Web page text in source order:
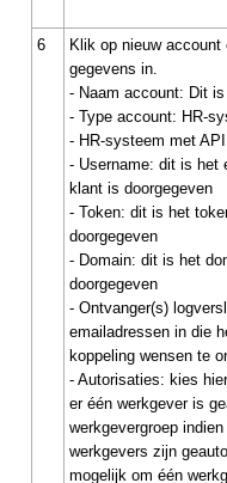
6
Klik op nieuw
gegevens in.
- Naam account: Dit
- Type account: HR-
- HR-systeem met
- Username: dit is het
klant is doorgegeven
- Token: dit is het
doorgegeven
- Domain: dit is het
doorgegeven
- Ontvanger(s)
emailadressen in die
koppeling wensen te
- Autorisaties: kies
er één werkgever is
werkgevergroep
werkgevers zijn
mogelijk om één